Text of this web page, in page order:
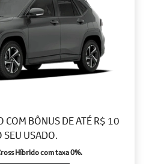
COM BÔNUS DE ATÉ R$ 10
SEU USADO.
Híbrido com taxa 0%.